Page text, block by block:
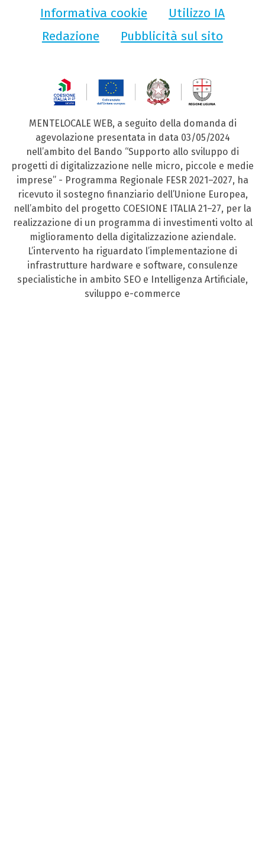
Informativa cookie
Utilizzo IA
Redazione
Pubblicità sul sito
MENTELOCALE WEB, a seguito della domanda di
agevolazione presentata in data 03/05/2024
nell’ambito del Bando “Supporto allo sviluppo di
progetti di digitalizzazione nelle micro, piccole e medie
imprese” - Programma Regionale FESR 2021–2027, ha
ricevuto il sostegno finanziario dell’Unione Europea,
nell’ambito del progetto COESIONE ITALIA 21–27, per la
realizzazione di un programma di investimenti volto al
miglioramento della digitalizzazione aziendale.
L’intervento ha riguardato l’implementazione di
infrastrutture hardware e software, consulenze
specialistiche in ambito SEO e Intelligenza Artificiale,
sviluppo e-commerce